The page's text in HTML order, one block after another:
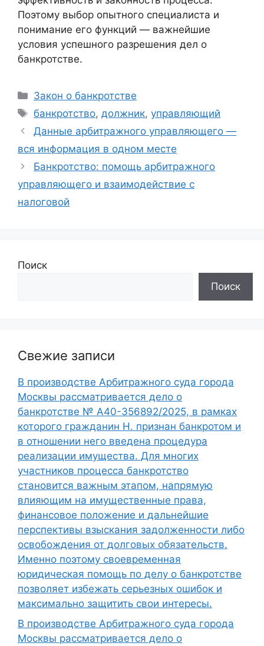
Поэтому выбор опытного специалиста и
понимание его функций — важнейшие
условия успешного разрешения дел о
банкротстве.
Рубрики
Закон о банкротстве
Метки
банкротство,должник,управляющий
Данные арбитражного управляющего —
вся информация в одном месте
Банкротство: помощь арбитражного
управляющего и взаимодействие с
налоговой
Поиск
Поиск
Свежие записи
В производстве Арбитражного суда города
Москвы рассматривается дело о
банкротстве № А40-356892/2025, в рамках
которого гражданин Н. признан банкротом и
в отношении него введена процедура
реализации имущества. Для многих
участников процесса банкротство
становится важным этапом, напрямую
влияющим на имущественные права,
финансовое положение и дальнейшие
перспективы взыскания задолженности либо
освобождения от долговых обязательств.
Именно поэтому своевременная
юридическая помощь по делу о банкротстве
позволяет избежать серьезных ошибок и
максимально защитить свои интересы.
В производстве Арбитражного суда города
Москвы рассматривается дело о